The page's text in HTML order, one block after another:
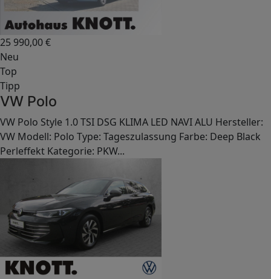
25 990,00€
Neu
Top
Tipp
VW Polo
VW Polo Style 1.0 TSI DSG KLIMA LED NAVI ALU Hersteller:
VW Modell: Polo Type: Tageszulassung Farbe: Deep Black
Perleffekt Kategorie: PKW...